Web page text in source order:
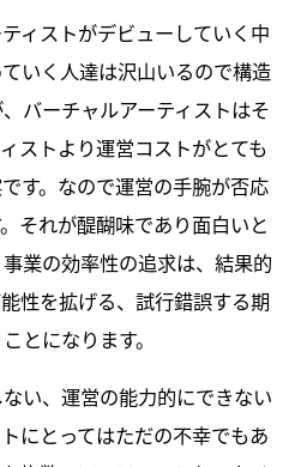
ィストがデビューしていく中
いく人達は沢山いるので構造
バーチャルアーティストはそ
ストより運営コストがとても
す。なので運営の手腕が否応
それが醍醐味であり面白いと
業の効率性の追求は、結果的
性を拡げる、試行錯誤する期
とになります。
い、運営の能力的にできない
にとってはただの不幸でもあ